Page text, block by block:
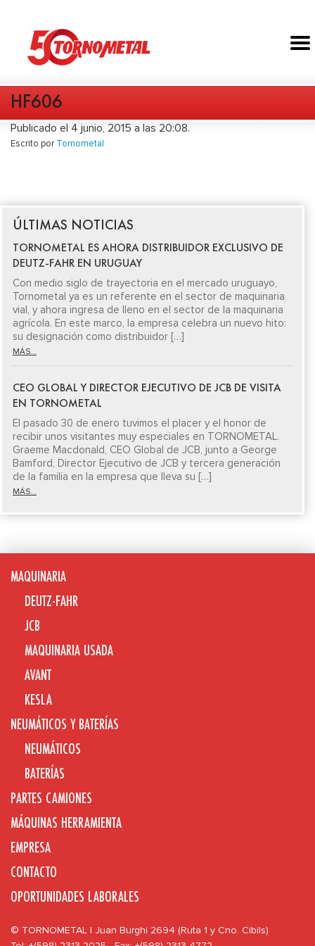
HF606
Publicado el 4 junio, 2015 a las 20:08.
Escrito por Tornometal
ÚLTIMAS NOTICIAS
TORNOMETAL ES AHORA DISTRIBUIDOR EXCLUSIVO DE
DEUTZ-FAHR EN URUGUAY
Con medio siglo de trayectoria en el mercado uruguayo,
Tornometal ya es un referente en el sector de maquinaria
vial, y ahora ingresa de lleno en el sector de la maquinaria
agrícola. En este marco, la empresa celebra un nuevo hito:
su designación como distribuidor […]
MÁS...
CEO GLOBAL Y DIRECTOR EJECUTIVO DE JCB DE VISITA
EN TORNOMETAL
El pasado 30 de enero tuvimos el placer y el honor de
recibir unos visitantes muy especiales en TORNOMETAL.
Graeme Macdonald, CEO Global de JCB, junto a George
Bamford, Director Ejecutivo de JCB y tercera generación
de la familia en la empresa que lleva su […]
MÁS...
MAQUINARIA
DEUTZ-FAHR
JCB
MAQUINARIA USADA
AVANT
KESLA
NEUMÁTICOS Y BATERÍAS
NEUMÁTICOS
BATERÍAS
PARTES CAMIONES
MÁQUINAS HERRAMIENTA
EMPRESA
CONTACTO
OPORTUNIDADES LABORALES
© TORNOMETAL | Juan Burghi 2694 (Ruta 1 y Cno. Cibils)